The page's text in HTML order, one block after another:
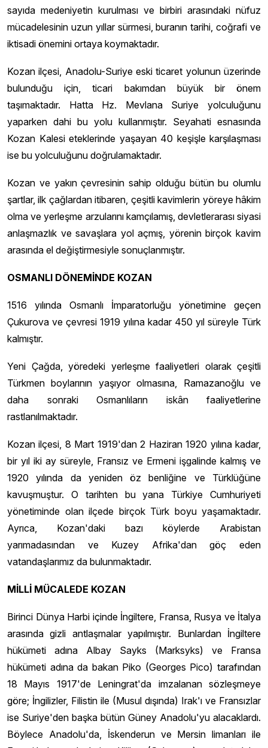
sayıda medeniyetin kurulması ve birbiri arasındaki nüfuz
mücadelesinin uzun yıllar sürmesi, buranın tarihi, coğrafi ve
iktisadi önemini ortaya koymaktadır.
Kozan ilçesi, Anadolu-Suriye eski ticaret yolunun üzerinde
bulunduğu için, ticari bakımdan büyük bir önem
taşımaktadır. Hatta Hz. Mevlana Suriye yolculuğunu
yaparken dahi bu yolu kullanmıştır. Seyahati esnasında
Kozan Kalesi eteklerinde yaşayan 40 keşişle karşılaşması
ise bu yolculuğunu doğrulamaktadır.
Kozan ve yakın çevresinin sahip olduğu bütün bu olumlu
şartlar, ilk çağlardan itibaren, çeşitli kavimlerin yöreye hâkim
olma ve yerleşme arzularını kamçılamış, devletlerarası siyasi
anlaşmazlık ve savaşlara yol açmış, yörenin birçok kavim
arasında el değiştirmesiyle sonuçlanmıştır.
OSMANLI DÖNEMİNDE KOZAN
1516 yılında Osmanlı İmparatorluğu yönetimine geçen
Çukurova ve çevresi 1919 yılına kadar 450 yıl süreyle Türk
kalmıştır.
Yeni Çağda, yöredeki yerleşme faaliyetleri olarak çeşitli
Türkmen boylarının yaşıyor olmasına, Ramazanoğlu ve
daha sonraki Osmanlıların iskân faaliyetlerine
rastlanılmaktadır.
Kozan ilçesi, 8 Mart 1919'dan 2 Haziran 1920 yılına kadar,
bir yıl iki ay süreyle, Fransız ve Ermeni işgalinde kalmış ve
1920 yılında da yeniden öz benliğine ve Türklüğüne
kavuşmuştur. O tarihten bu yana Türkiye Cumhuriyeti
yönetiminde olan ilçede birçok Türk boyu yaşamaktadır.
Ayrıca, Kozan'daki bazı köylerde Arabistan
yarımadasından ve Kuzey Afrika'dan göç eden
vatandaşlarımız da bulunmaktadır.
MİLLİ MÜCALEDE KOZAN
Birinci Dünya Harbi içinde İngiltere, Fransa, Rusya ve İtalya
arasında gizli antlaşmalar yapılmıştır. Bunlardan İngiltere
hükümeti adına Albay Sayks (Marksyks) ve Fransa
hükümeti adına da bakan Piko (Georges Pico) tarafından
18 Mayıs 1917'de Leningrat'da imzalanan sözleşmeye
göre; İngilizler, Filistin ile (Musul dışında) Irak'ı ve Fransızlar
ise Suriye'den başka bütün Güney Anadolu'yu alacaklardı.
Böylece Anadolu'da, İskenderun ve Mersin limanları ile